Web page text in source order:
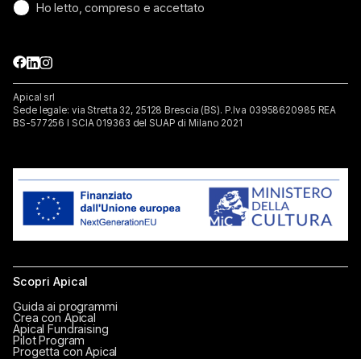
Ho letto, compreso e accettato
Apical srl
Sede legale: via Stretta 32, 25128 Brescia (BS). P.lva 03958620985 REA
BS-577256 I SCIA 019363 del SUAP di Milano 2021
Scopri Apical
Guida ai programmi
Crea con Apical
Apical Fundraising
Pilot Program
Progetta con Apical